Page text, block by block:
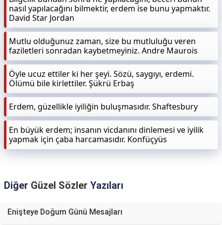
nasıl yapılacağını bilmektir, erdem ise bunu yapmaktır.
David Star Jordan
Mutlu olduğunuz zaman, size bu mutluluğu veren
faziletleri sonradan kaybetmeyiniz. Andre Maurois
Öyle ucuz ettiler ki her şeyi. Sözü, saygıyı, erdemi.
Ölümü bile kirlettiler. Şükrü Erbaş
Erdem, güzellikle iyiliğin buluşmasıdır. Shaftesbury
En büyük erdem; insanın vicdanını dinlemesi ve iyilik
yapmak için çaba harcamasıdır. Konfüçyüs
Diğer Güzel Sözler Yazıları
Enişteye Doğum Günü Mesajları